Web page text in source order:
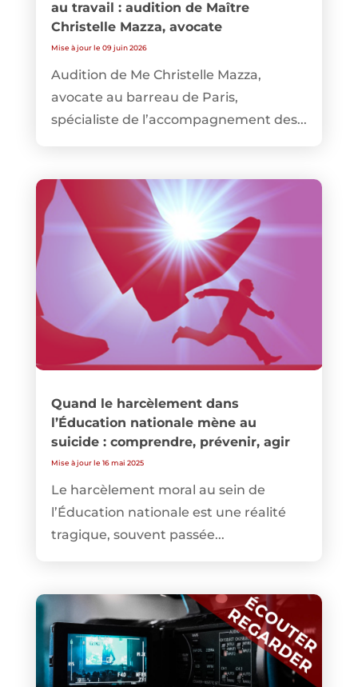
au travail : audition de Maître
Christelle Mazza, avocate
Mise à jour le 09 juin 2026
Audition de Me Christelle Mazza,
avocate au barreau de Paris,
spécialiste de l’accompagnement des...
Quand le harcèlement dans
l’Éducation nationale mène au
suicide : comprendre, prévenir, agir
Mise à jour le 16 mai 2025
Le harcèlement moral au sein de
l’Éducation nationale est une réalité
tragique, souvent passée...